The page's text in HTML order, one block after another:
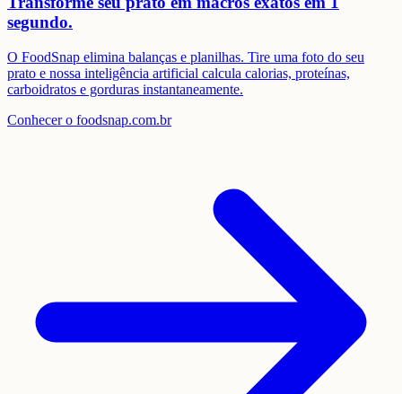
segundo.
O FoodSnap elimina balanças e planilhas. Tire uma foto do seu
prato e nossa inteligência artificial calcula calorias, proteínas,
carboidratos e gorduras instantaneamente.
Conhecer o foodsnap.com.br